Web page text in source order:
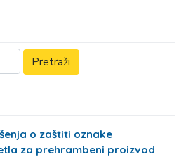
o zaštiti oznake
za prehrambeni proizvod